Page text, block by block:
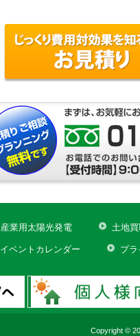
産業用太陽光発電 土地
イベントカレンダー プ
Copyright ©